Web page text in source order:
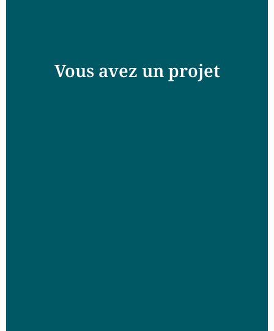
Vous avez un projet